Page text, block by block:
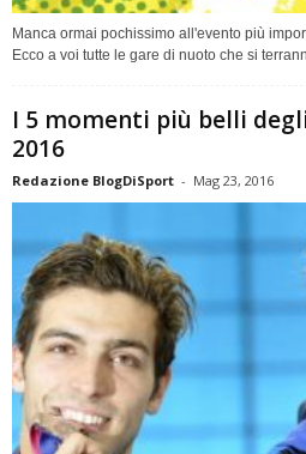
Manca ormai pochissimo all'evento più
Ecco a voi tutte le gare di nuoto che si
I 5 momenti più belli
2016
Redazione BlogDiSport - Mag 23, 2016